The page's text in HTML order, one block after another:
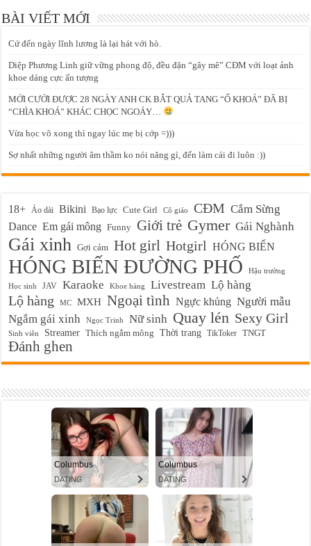
BÀI VIẾT MỚI
Cứ đến ngày lĩnh lương là lại hát với hò.
Diệp Phương Linh giữ vững phong độ, đều đặn “gây mê” CĐM với loạt ảnh
khoe dáng cực ấn tượng
MỚI CƯỚI ĐƯỢC 28 NGÀY ANH CK BẮT QUẢ TANG “Ổ KHOÁ” ĐÃ BỊ
“CHÌA KHOÁ” KHÁC CHỌC NGOÁY…
Vừa học võ xong thì ngay lúc mẹ bị cớp =)))
Sợ nhất những người âm thầm ko nói năng gì, đến làm cái đi luôn :))
18+ Áo dài Bikini Bạo lực Cute Girl Cô giáo CĐM Cắm Sừng
Dance Em gái mông Funny Giới trẻ Gymer Gái Nghành
Gái xinh Gợi cảm Hot girl Hotgirl HÓNG BIẾN
HÓNG BIẾN ĐƯỜNG PHỐ
Hậu trường
Học sinh
JAV Karaoke Khoe hàng Livestream Lộ hàng
Lộ hàng MC MXH Ngoại tình Ngực khủng Người mẫu
Ngắm gái xinh
Ngọc Trinh Nữ sinh Quay lén Sexy Girl
Sinh viên Streamer Thích ngắm mông Thời trang TikToker TNGT
Đánh ghen